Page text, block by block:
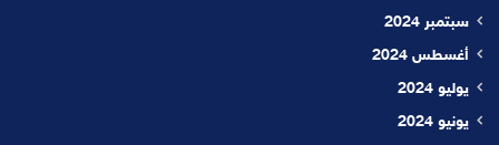
سبتمبر 2024
أغسطس 2024
يوليو 2024
يونيو 2024